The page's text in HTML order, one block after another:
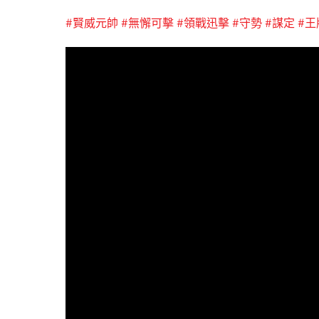
#賢威元帥 #無懈可擊 #領戰迅擊 #守勢 #謀定 #王